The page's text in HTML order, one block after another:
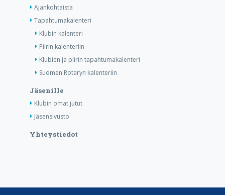
Ajankohtaista
Tapahtumakalenteri
Klubin kalenteri
Piirin kalenteriin
Klubien ja piirin tapahtumakalenteri
Suomen Rotaryn kalenteriin
Jäsenille
Klubin omat jutut
Jäsensivusto
Yhteystiedot